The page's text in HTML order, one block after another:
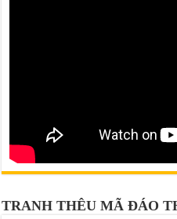
TRANH THÊU MÃ ĐÁO